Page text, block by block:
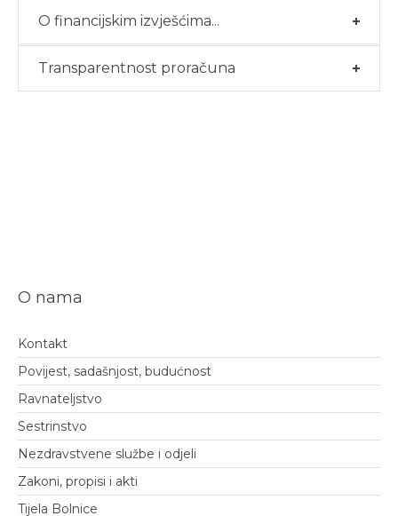
O financijskim izvješćima...
Transparentnost proračuna
O nama
Kontakt
Povijest, sadašnjost, budućnost
Ravnateljstvo
Sestrinstvo
Nezdravstvene službe i odjeli
Zakoni, propisi i akti
Tijela Bolnice